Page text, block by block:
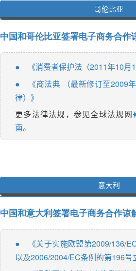
哥伦比亚
中国和哥伦比亚签署电子商务合作
● 《消费者保护法（2011年10月
●
《商法典 （最新修订至2009
律）》
更多法律法规，参见全球法规网
南。
意大利
中国和意大利签署电子商务合作谅
●
《关于实施欧盟第2009/136/
以及2006/2004/EC条例的第196号